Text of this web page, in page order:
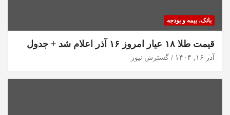
بانک، بیمه و بودجه
قیمت طلا ۱۸ عیار امروز ۱۶ آذر اعلام شد + جدول
آذر ۱۶, ۱۴۰۴ گسترش نیوز